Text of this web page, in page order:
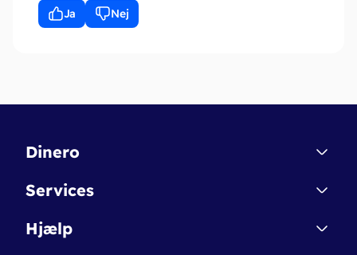
Ja Nej
Dinero
Kontakt
Betingelser & Sikkerhed
Services
Dinero Starter
Hjælp